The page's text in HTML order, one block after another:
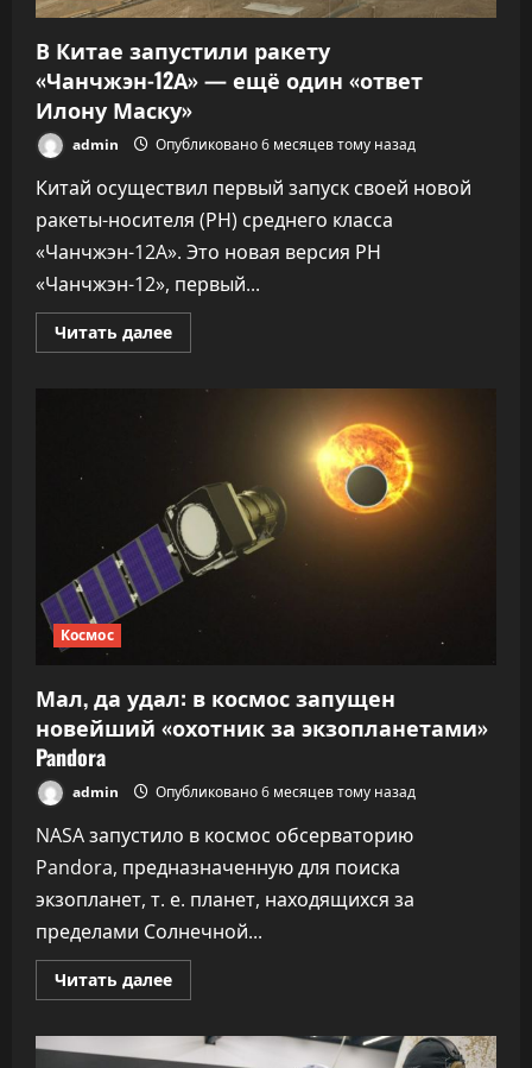
В Китае запустили ракету
«Чанчжэн-12А» — ещё один «ответ
Илону Маску»
admin Опубликовано 6 месяцев тому назад
Китай осуществил первый запуск своей новой
ракеты-носителя (РН) среднего класса
«Чанчжэн-12A». Это новая версия РН
«Чанчжэн-12», первый...
Читать далееПрочитать
больше
Китае
ещё
один
«ответ
Илону
Маску»
Космос
Мал, да удал: в космос запущен
новейший «охотник за экзопланетами»
Pandora
admin Опубликовано 6 месяцев тому назад
NASA запустило в космос обсерваторию
Pandora, предназначенную для поиска
экзопланет, т. е. планет, находящихся за
пределами Солнечной...
Читать далееПрочитать
больше
удал: